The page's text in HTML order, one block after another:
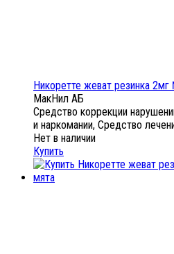
Никоретте жеват резинка
МакНил АБ
Средство коррекции
и наркомании, Средство
Нет в наличии
Купить